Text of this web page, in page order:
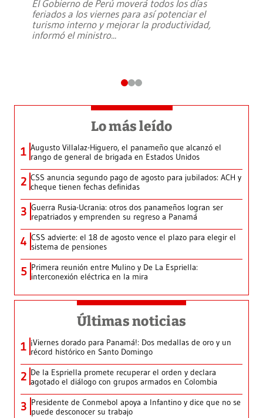
El Gobierno de Perú moverá todos los días
feriados a los viernes para así potenciar el
turismo interno y mejorar la productividad,
informó el ministro...
Lo más leído
1 Augusto Villalaz-Higuero, el panameño que alcanzó el
rango de general de brigada en Estados Unidos
2 CSS anuncia segundo pago de agosto para jubilados: ACH y
cheque tienen fechas definidas
3 Guerra Rusia-Ucrania: otros dos panameños logran ser
repatriados y emprenden su regreso a Panamá
4 CSS advierte: el 18 de agosto vence el plazo para elegir el
sistema de pensiones
5 Primera reunión entre Mulino y De La Espriella:
interconexión eléctrica en la mira
Últimas noticias
1 ¡Viernes dorado para Panamá!: Dos medallas de oro y un
récord histórico en Santo Domingo
2 De la Espriella promete recuperar el orden y declara
agotado el diálogo con grupos armados en Colombia
3 Presidente de Conmebol apoya a Infantino y dice que no se
puede desconocer su trabajo